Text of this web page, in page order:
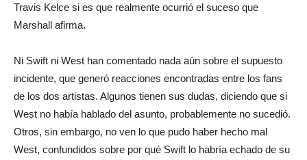
Travis Kelce si es que realmente ocurrió el suceso que
Marshall afirma.
Ni Swift ni West han comentado nada aún sobre el supuesto
incidente, que generó reacciones encontradas entre los fans
de los dos artistas. Algunos tienen sus dudas, diciendo que si
West no había hablado del asunto, probablemente no sucedió.
Otros, sin embargo, no ven lo que pudo haber hecho mal
West, confundidos sobre por qué Swift lo habría echado de su